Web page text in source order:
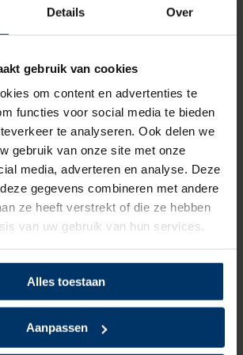
Details Over
gebruik van cookies
om content en advertenties te
functies voor social media te bieden
te analyseren. Ook delen we
gebruik van onze site met onze
media, adverteren en analyse. Deze
gegevens combineren met andere
ze heeft verstrekt of die ze hebben
van uw gebruik van hun services.
Alles toestaan
Aanpassen
met S1p certificering dé werkschoen
het jou uit komt, dan zorgen wij voor
toch even passen, dan kan dat in
je nog vragen over de Puma Charge
onze andere producten? Dan kun je
met een van onze specialisten.
Puma